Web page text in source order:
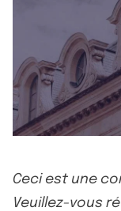
Ceci est une
Veuillez-vous